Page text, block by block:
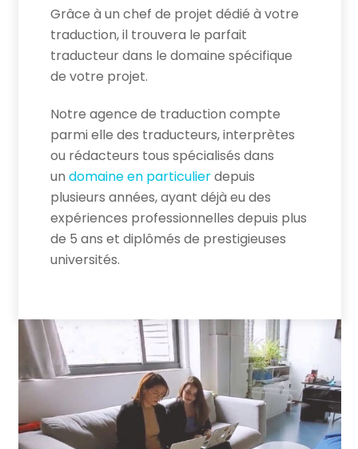
Grâce à un chef de projet dédié à votre
traduction, il trouvera le parfait
traducteur dans le domaine spécifique
de votre projet.
Notre agence de traduction compte
parmi elle des traducteurs, interprètes
ou rédacteurs tous spécialisés dans
un domaine en particulierdepuis
plusieurs années, ayant déjà eu des
expériences professionnelles depuis plus
de 5 ans et diplômés de prestigieuses
universités.